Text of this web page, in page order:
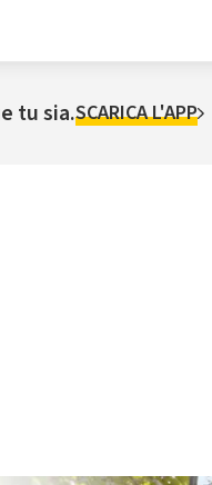
tu sia.SCARICA L'APP